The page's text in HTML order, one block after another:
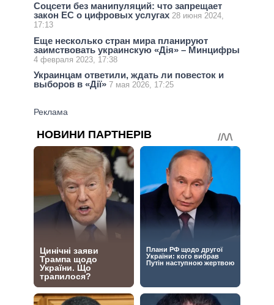
Соцсети без манипуляций: что запрещает
закон ЕС о цифровых услугах 28 июня 2024,
17:13
Еще несколько стран мира планируют
заимствовать украинскую «Дія» – Минцифры
4 февраля 2023, 17:38
Украинцам ответили, ждать ли повесток и
выборов в «Дії» 7 мая 2026, 17:25